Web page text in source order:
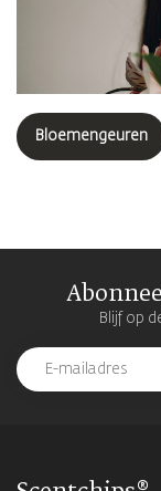
Bloemengeuren
Blijf op